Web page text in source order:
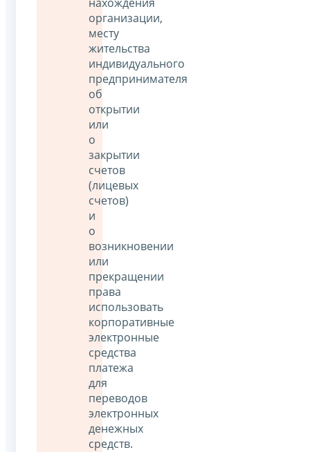
организации,
месту
жительства
индивидуального
предпринимателя
об
открытии
или
о
закрытии
счетов
(лицевых
счетов)
и
о
возникновении
или
прекращении
права
использовать
корпоративные
электронные
средства
платежа
для
переводов
электронных
денежных
средств.